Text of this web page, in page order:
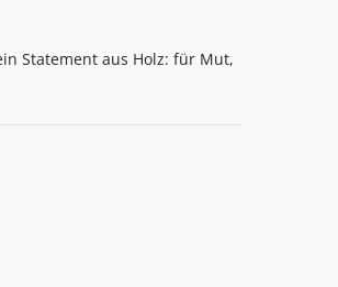
Statement aus Holz: für Mut,